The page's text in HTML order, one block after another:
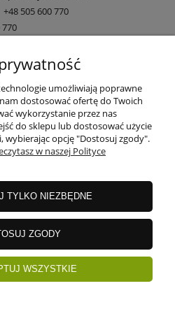
+48 505 600 770
770
85-391 Bydgoszcz
I PŁATNOŚCI
I ZWROTY
umożliwiają poprawne
dostosować ofertę do Twoich
wykorzystanie przez nas
do sklepu lub dostosować użycie
wybierając opcję "Dostosuj zgody".
w naszej Polityce
TYLKO NIEZBĘDNE
ZGODY
WSZYSTKIE